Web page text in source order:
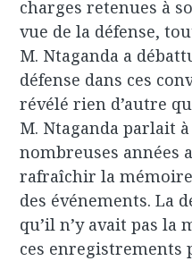
charges retenues à
vue de la défense,
M. Ntaganda a
défense dans ces
révélé rien d’autre
M. Ntaganda parlait
nombreuses années
rafraîchir la
des événements. La
qu’il n’y avait pas
ces enregistrements